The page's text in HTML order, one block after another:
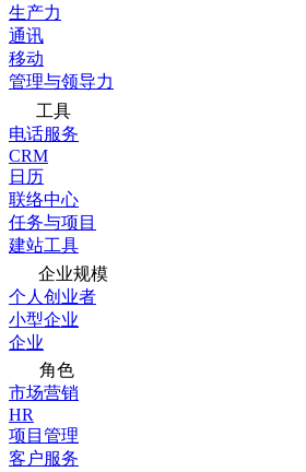
生产力
通讯
移动
管理与领导力
工具
电话服务
CRM
日历
联络中心
任务与项目
建站工具
企业规模
个人创业者
小型企业
企业
角色
市场营销
HR
项目管理
客户服务